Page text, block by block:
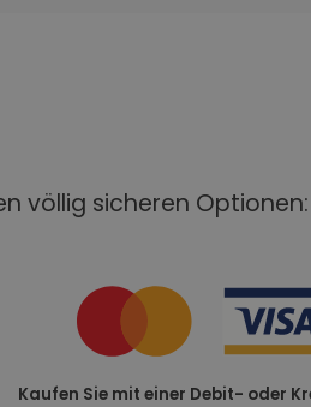
völlig sicheren Optionen:
Kaufen Sie mit einer Debit- oder